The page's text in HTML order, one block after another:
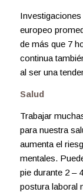
europeo
de más que 7
continua
al ser una
Salud
Trabajar
para nuestra
aumenta el
mentales.
pie durante 2 –
postura laboral